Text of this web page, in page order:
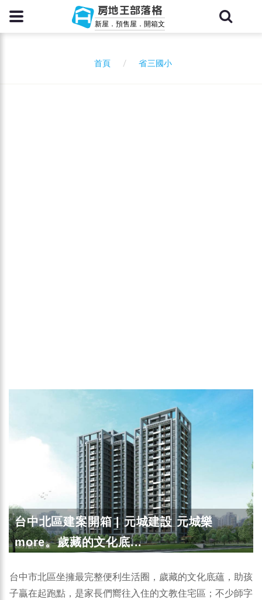
房地王部落格
新屋．預售屋．開箱文
首頁 省三國小
台中北區建案開箱 | 元城建設 元城樂
more。歲藏的文化底...
台中市北區坐擁最完整便利生活圈，歲藏的文化底蘊，助孩
子贏在起跑點，是家長們嚮往入住的文教住宅區；不少師字